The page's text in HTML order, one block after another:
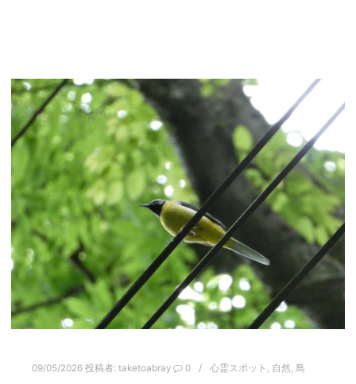
09/05/2026 投稿者: taketoabray 0 心霊スポット , 自然, 鳥